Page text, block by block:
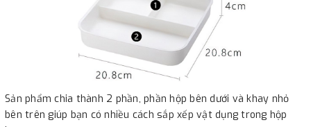
Sản phẩm chia thành 2 phần, phần hộp bên dưới và khay nhỏ
bên trên giúp bạn có nhiều cách sắp xếp vật dụng trong hộp